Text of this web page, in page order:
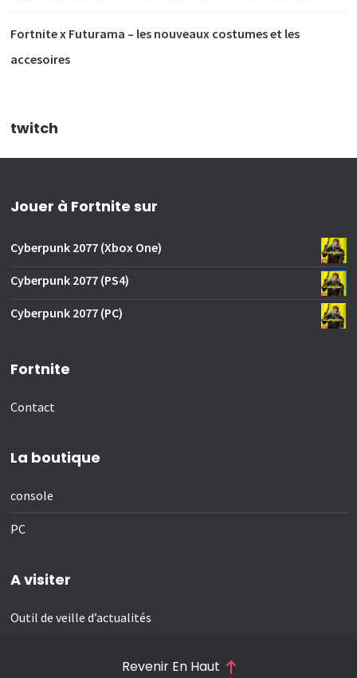
Fortnite x Futurama – les nouveaux costumes et les
accesoires
twitch
Jouer à Fortnite sur
Cyberpunk 2077 (Xbox One)
Cyberpunk 2077 (PS4)
Cyberpunk 2077 (PC)
Fortnite
Contact
La boutique
console
PC
A visiter
Outil de veille d’actualités
Revenir En Haut